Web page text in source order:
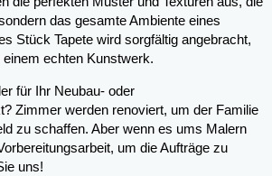
das gesamte Ambiente eines
Stück Tapete wird sorgfältig angebracht,
einem echten Kunstwerk.
für Ihr Neubau- oder
Zimmer werden renoviert, um der Familie
zu schaffen. Aber wenn es ums Malern
um die Aufträge zu
uns!